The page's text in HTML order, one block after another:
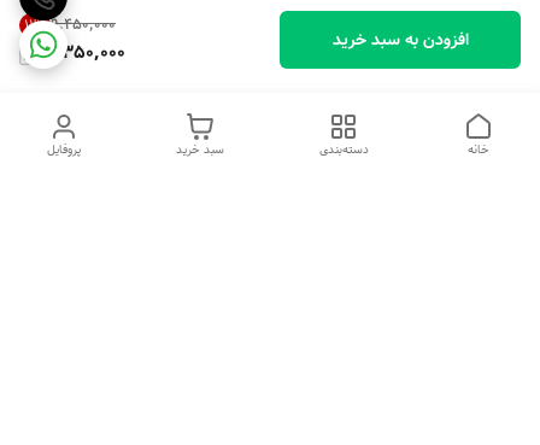
۹٬۴۵۰٬۰۰۰ 11%
8,350,000 افزودن به سبد خرید
پروفایل سبد خرید دسته‌بندی خانه